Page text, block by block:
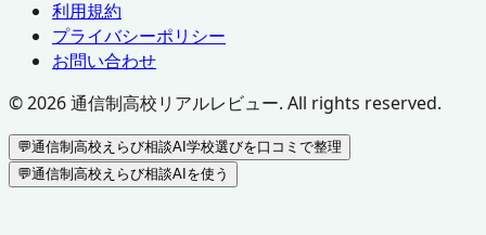
利用規約
プライバシーポリシー
お問い合わせ
©2026通信制高校リアルレビュー. All rights reserved.
💬通信制高校えらび相談AI学校選びを口コミで整理
💬通信制高校えらび相談AIを使う